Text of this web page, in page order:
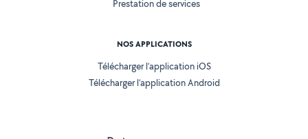
Prestation de services
NOS APPLICATIONS
Télécharger l’application iOS
Télécharger l’application Android